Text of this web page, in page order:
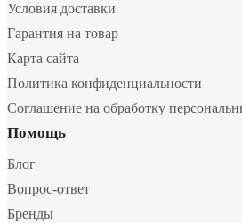
Условия доставки
Гарантия на товар
Карта сайта
Политика конфиденциальности
Соглашение на обработку
Помощь
Блог
Вопрос-ответ
Бренды